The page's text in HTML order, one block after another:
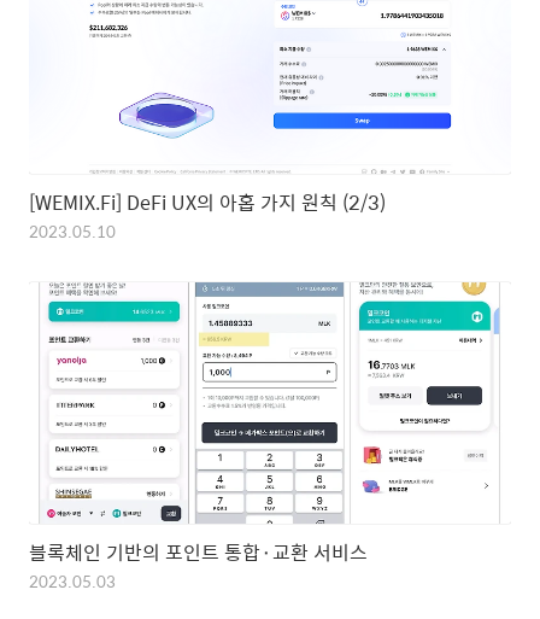
[WEMIX.Fi] DeFi UX의 아홉 가지 원칙 (2/3)
2023.05.10
블록체인 기반의 포인트 통합⬝교환 서비스
2023.05.03